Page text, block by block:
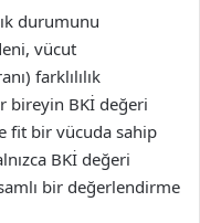
durumunu
vücut
farklılılık
bireyin BKİ değeri
fit bir vücuda sahip
BKİ değeri
bir değerlendirme